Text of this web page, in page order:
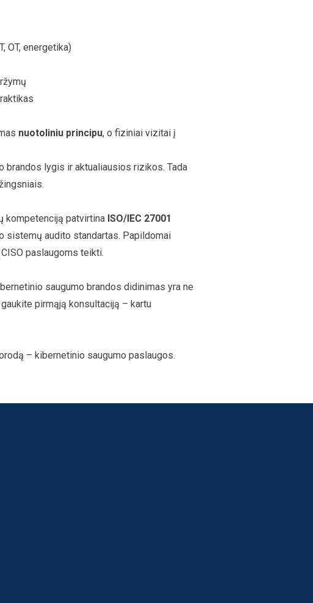
OT, energetika)
nuotoliniu principu, o fiziniai vizitai į
brandos lygis ir aktualiausios rizikos. Tada
kompetenciją patvirtina ISO/IEC 27001
sistemų audito standartas. Papildomai
paslaugoms teikti.
saugumo brandos didinimas yra ne
pirmąją konsultaciją – kartu
– kibernetinio saugumo paslaugos.